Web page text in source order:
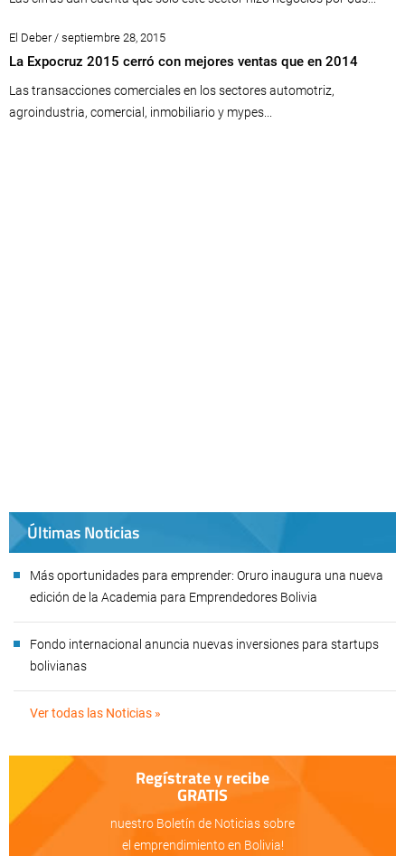
El Deber / septiembre 28, 2015
La Expocruz 2015 cerró con mejores ventas que en 2014
Las transacciones comerciales en los sectores automotriz,
agroindustria, comercial, inmobiliario y mypes...
Últimas Noticias
Más oportunidades para emprender: Oruro inaugura una nueva
edición de la Academia para Emprendedores Bolivia
Fondo internacional anuncia nuevas inversiones para startups
bolivianas
Ver todas las Noticias »
Regístrate y recibe
GRATIS
nuestro Boletín de Noticias sobre
el emprendimiento en Bolivia!